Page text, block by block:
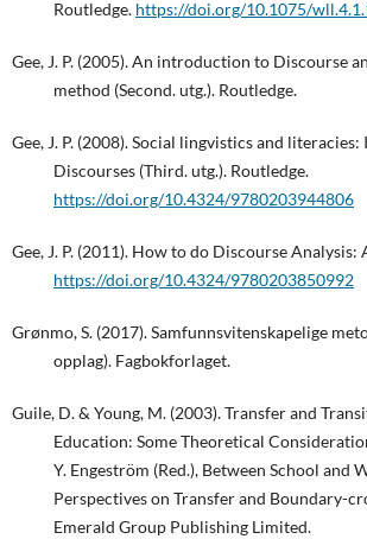
Routledge. https://doi.org/10.1075/
Gee, J. P. (2005). An introduction to Discourse
method (Second. utg.). Routledge.
Gee, J. P. (2008). Social lingvistics and literacies:
Discourses (Third. utg.). Routledge.
https://doi.org/10.4324/9780203944806
Gee, J. P. (2011). How to do Discourse Analysis:
https://doi.org/10.4324/9780203850992
Grønmo, S. (2017). Samfunnsvitenskapelige
opplag). Fagbokforlaget.
Guile, D. & Young, M. (2003). Transfer and
Education: Some Theoretical
Y. Engeström (Red.), Between School and
Perspectives on Transfer and Boundary-
Emerald Group Publishing Limited.